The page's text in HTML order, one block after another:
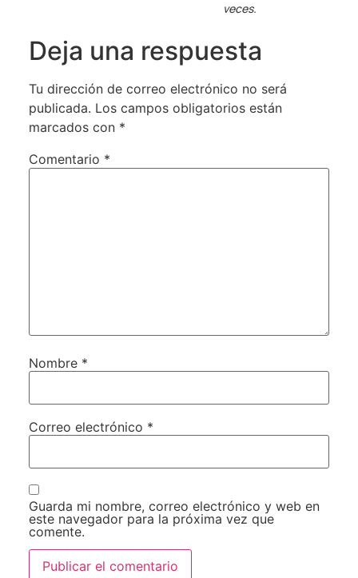
veces.
Deja una respuesta
Tu dirección de correo electrónico no será
publicada. Los campos obligatorios están
marcados con *
Comentario *
Nombre *
Correo electrónico *
Guarda mi nombre, correo electrónico y web en
este navegador para la próxima vez que
comente.